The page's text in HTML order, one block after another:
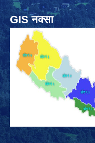
GIS नक्सा